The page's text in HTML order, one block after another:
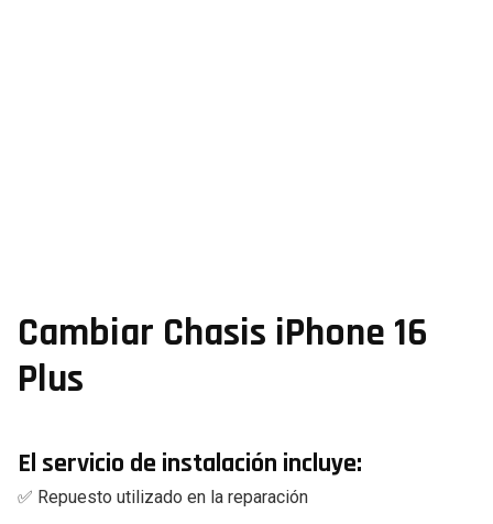
Cambiar Chasis iPhone 16
Plus
El servicio de instalación incluye:
✅ Repuesto utilizado en la reparación